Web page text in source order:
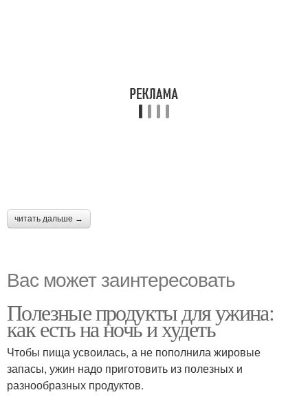
читать дальше →
Вас может заинтересовать
Полезные продукты для ужина:
как есть на ночь и худеть
Чтобы пища усвоилась, а не пополнила жировые
запасы, ужин надо приготовить из полезных и
разнообразных продуктов.